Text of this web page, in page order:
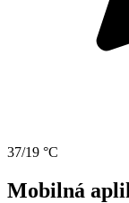
37/19 °C
Mobilná